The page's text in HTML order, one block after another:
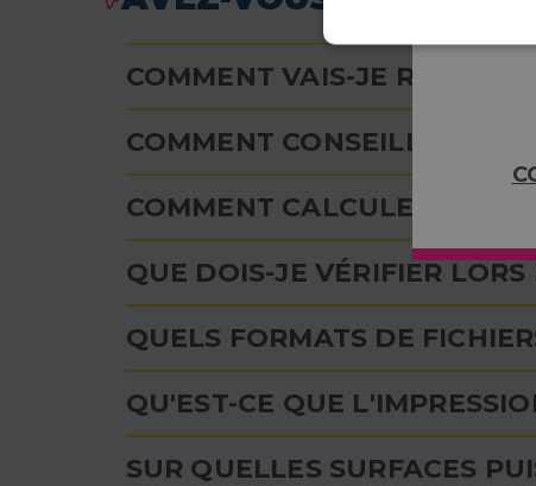
COMMENT VAIS-JE
COMMENT
COMMENT CALCULER LE
QUE DOIS-JE VÉRIFIER
QUELS FORMATS DE
QU'EST-CE QUE
SUR QUELLES SURFACES